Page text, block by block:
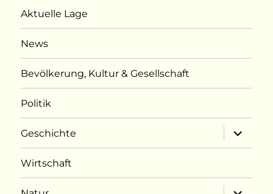
Aktuelle Lage
News
Bevölkerung, Kultur & Gesellschaft
Politik
Geschichte
öffnen
Wirtschaft